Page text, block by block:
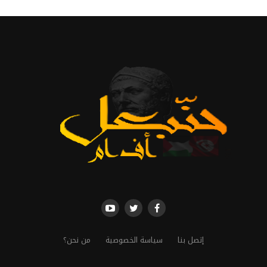
إتصل بنا سياسة الخصوصية من نحن؟